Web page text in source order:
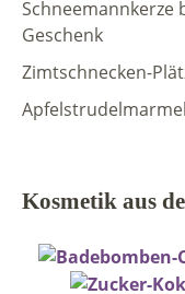
Schneemannkerze
Geschenk
Zimtschnecken-
Kosmetik aus